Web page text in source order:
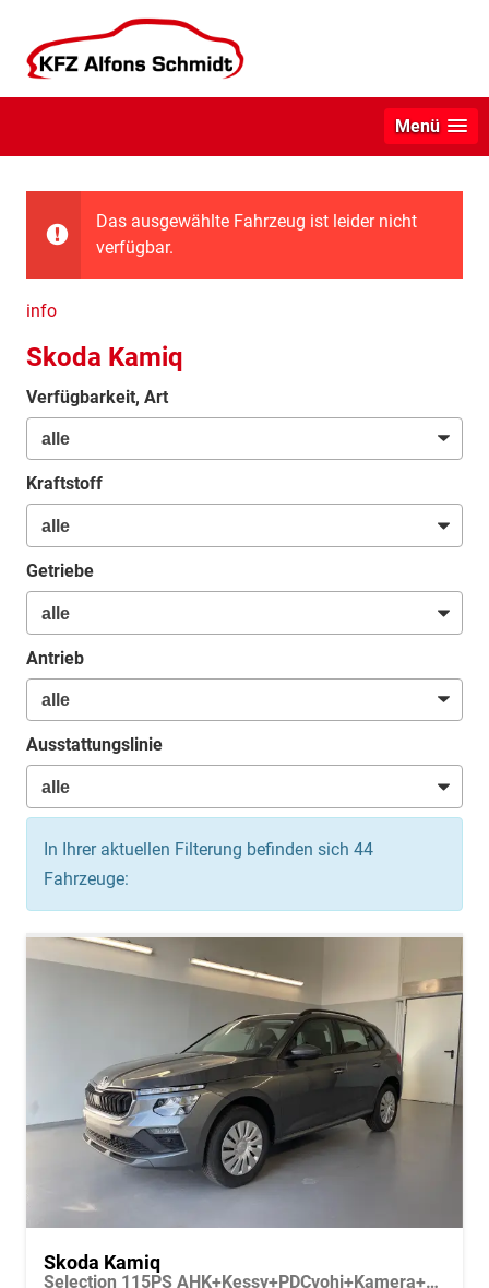
Menü
Das ausgewählte Fahrzeug ist leider nicht
verfügbar.
info
Skoda Kamiq
Verfügbarkeit, Art
Kraftstoff
Getriebe
Antrieb
Ausstattungslinie
In Ihrer aktuellen Filterung befinden sich 44
Fahrzeuge:
Skoda Kamiq
Selection 115PS AHK+Kessy+PDCvohi+Kamera+Climatronic+AppConnect+Sitzheizung